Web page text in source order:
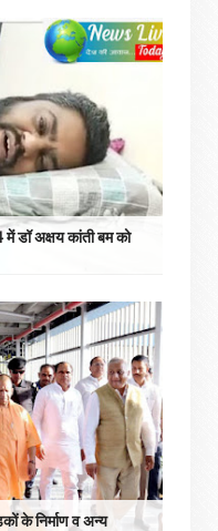
में डॉ अक्षय कांती बम को
के निर्माण व अन्य